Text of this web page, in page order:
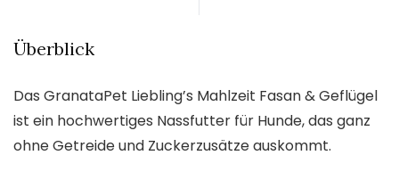
Überblick
Das GranataPet Liebling’s Mahlzeit Fasan & Geflügel
ist ein hochwertiges Nassfutter für Hunde, das ganz
ohne Getreide und Zuckerzusätze auskommt.